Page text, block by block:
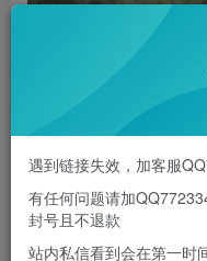
遇到链接失效，加客服
有任何问题请加
封号且不退款
站内私信看到会在第一时